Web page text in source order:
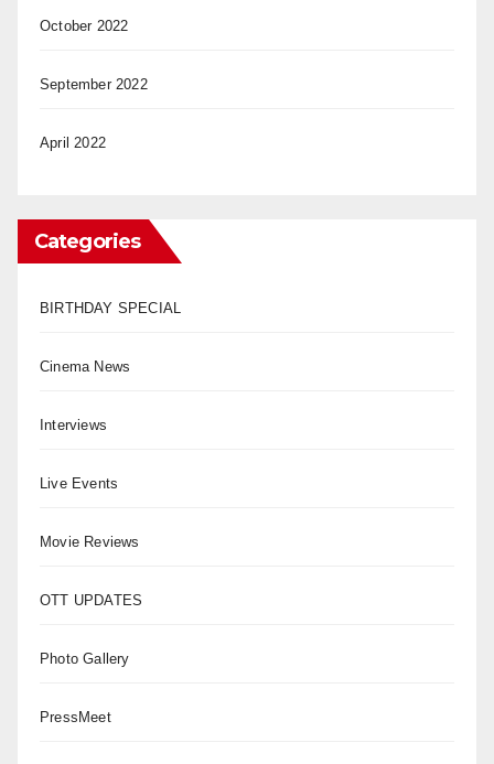
October 2022
September 2022
April 2022
Categories
BIRTHDAY SPECIAL
Cinema News
Interviews
Live Events
Movie Reviews
OTT UPDATES
Photo Gallery
PressMeet